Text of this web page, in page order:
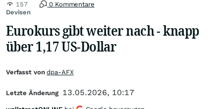
Devisen
157 0 Kommentare
Eurokurs gibt weiter nach - knapp
über 1,17 US-Dollar
Verfasst vondpa-AFX
Letzte Änderung 13.05.2026, 10:17